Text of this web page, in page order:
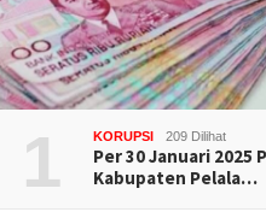
1 KORUPSI 209 Dilihat
Per 30 Januari 2025
Kabupaten Pelala…